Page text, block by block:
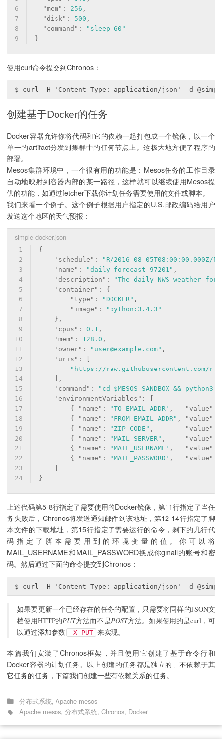
6
7
8
9
"mem" : 256 ,
"disk" : 500 ,
"command" :
"sleep 60"
}
使用curl命令提交到Chronos：
创建基于Docker的任务
Docker容器允许你将代码和它的依赖一起打包成一个镜像，以一个
单一的artifact分发到集群中的任何节点上。这极大地方便了程序的
部署。
Mesos集群环境中，一个很有用的功能是：Mesos任务的工作目录
自动地映射到容器内部的某一路径，这样就可以继续使用Mesos提
供的功能，如通过fetcher下载你计划任务需要使用的文件或脚本。
我们来看一个例子。这个例子根据用户指定的U.S.邮政编码给用户
发送这个地区的天气预报：
simple-docker.json
1
2
3
4
5
6
7
8
9
10
11
12
13
14
15
16
17
18
19
20
21
22
23
24
{
"schedule" :
"R/2016-08-05T08:00:00.000Z/
"name" : "daily-forecast-97201" ,
"description" :
"The daily NWS weather
"container" : {
"type" : "DOCKER" ,
"image" :
"python:3.4.3"
    },
"cpus" : 0.1 ,
"mem" : 128.0 ,
"owner" : "user@example.com" ,
"uris" : [
"https://raw.githubusercontent.com/rji/
    ],
"command" :
"cd $MESOS_SANDBOX &&
"environmentVariables" : [
        {
"name" : "TO_EMAIL_ADDR" , "value"
        {
"name" : "FROM_EMAIL_ADDR" , "value"
        {
"name" : "ZIP_CODE" , "value"
        {
"name" : "MAIL_SERVER" , "value"
        {
"name" : "MAIL_USERNAME" , "value"
        {
"name" : "MAIL_PASSWORD" , "value"
}
上述代码第5-8行指定了需要使用的Docker镜像，第11行指定了当任
务失败后，Chronos将发送通知邮件到该地址，第12-14行指定了脚
本文件的下载地址，第15行指定了需要运行的命令，剩下的几行代
码指定了脚本需要用到的环境变量的值。你可以将
MAIL_USERNAME和MAIL_PASSWORD换成你gmail的账号和密
码。然后通过下面的命令提交到Chronos：
如果要更新一个已经存在的任务的配置，只需要将同样的JSON文
档使用HTTP的PUT方法而不是POST方法。如果使用的是curl，可
以通过添加参数
-X PUT 来实现。
本篇我们安装了Chronos框架，并且使用它创建了基于命令行和
Docker容器的计划任务。以上创建的任务都是独立的、不依赖于其
它任务的任务，下篇我们创建一些有依赖关系的任务。
分布式系统,Apache mesos
Apache mesos,分布式系统,Chronos, Docker